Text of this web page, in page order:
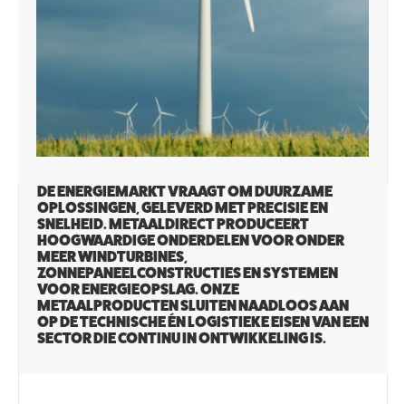
DE ENERGIEMARKT VRAAGT OM DUURZAME
OPLOSSINGEN, GELEVERD MET PRECISIE EN
SNELHEID. METAALDIRECT PRODUCEERT
HOOGWAARDIGE ONDERDELEN VOOR ONDER
MEER WINDTURBINES,
ZONNEPANEELCONSTRUCTIES EN SYSTEMEN
VOOR ENERGIEOPSLAG. ONZE
METAALPRODUCTEN SLUITEN NAADLOOS AAN
OP DE TECHNISCHE ÉN LOGISTIEKE EISEN VAN EEN
SECTOR DIE CONTINU IN ONTWIKKELING IS.